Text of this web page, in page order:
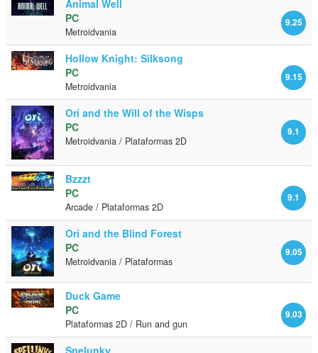
Animal Well
9.25
PC
Metroidvania
Hollow Knight: Silksong
9.15
PC
Metroidvania
Ori and the Will of the Wisps
9.1
PC
Metroidvania / Plataformas 2D
Bzzzt
9.1
PC
Arcade / Plataformas 2D
Ori and the Blind Forest
9.05
PC
Metroidvania / Plataformas
Duck Game
9.03
PC
Plataformas 2D / Run and gun
Spelunky